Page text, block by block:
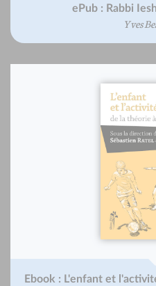
ePub : Rabbi
Yves
Ebook : L'enfant et